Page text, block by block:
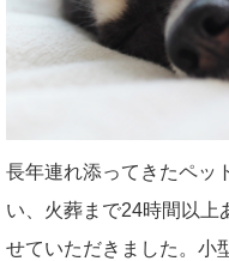
長年連れ添ってきたペッ
い、火葬まで24時間以上
せていただきました。小